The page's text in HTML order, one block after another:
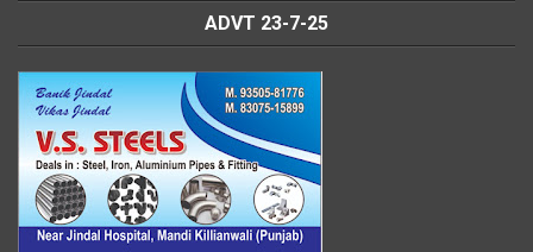
ADVT 23-7-25